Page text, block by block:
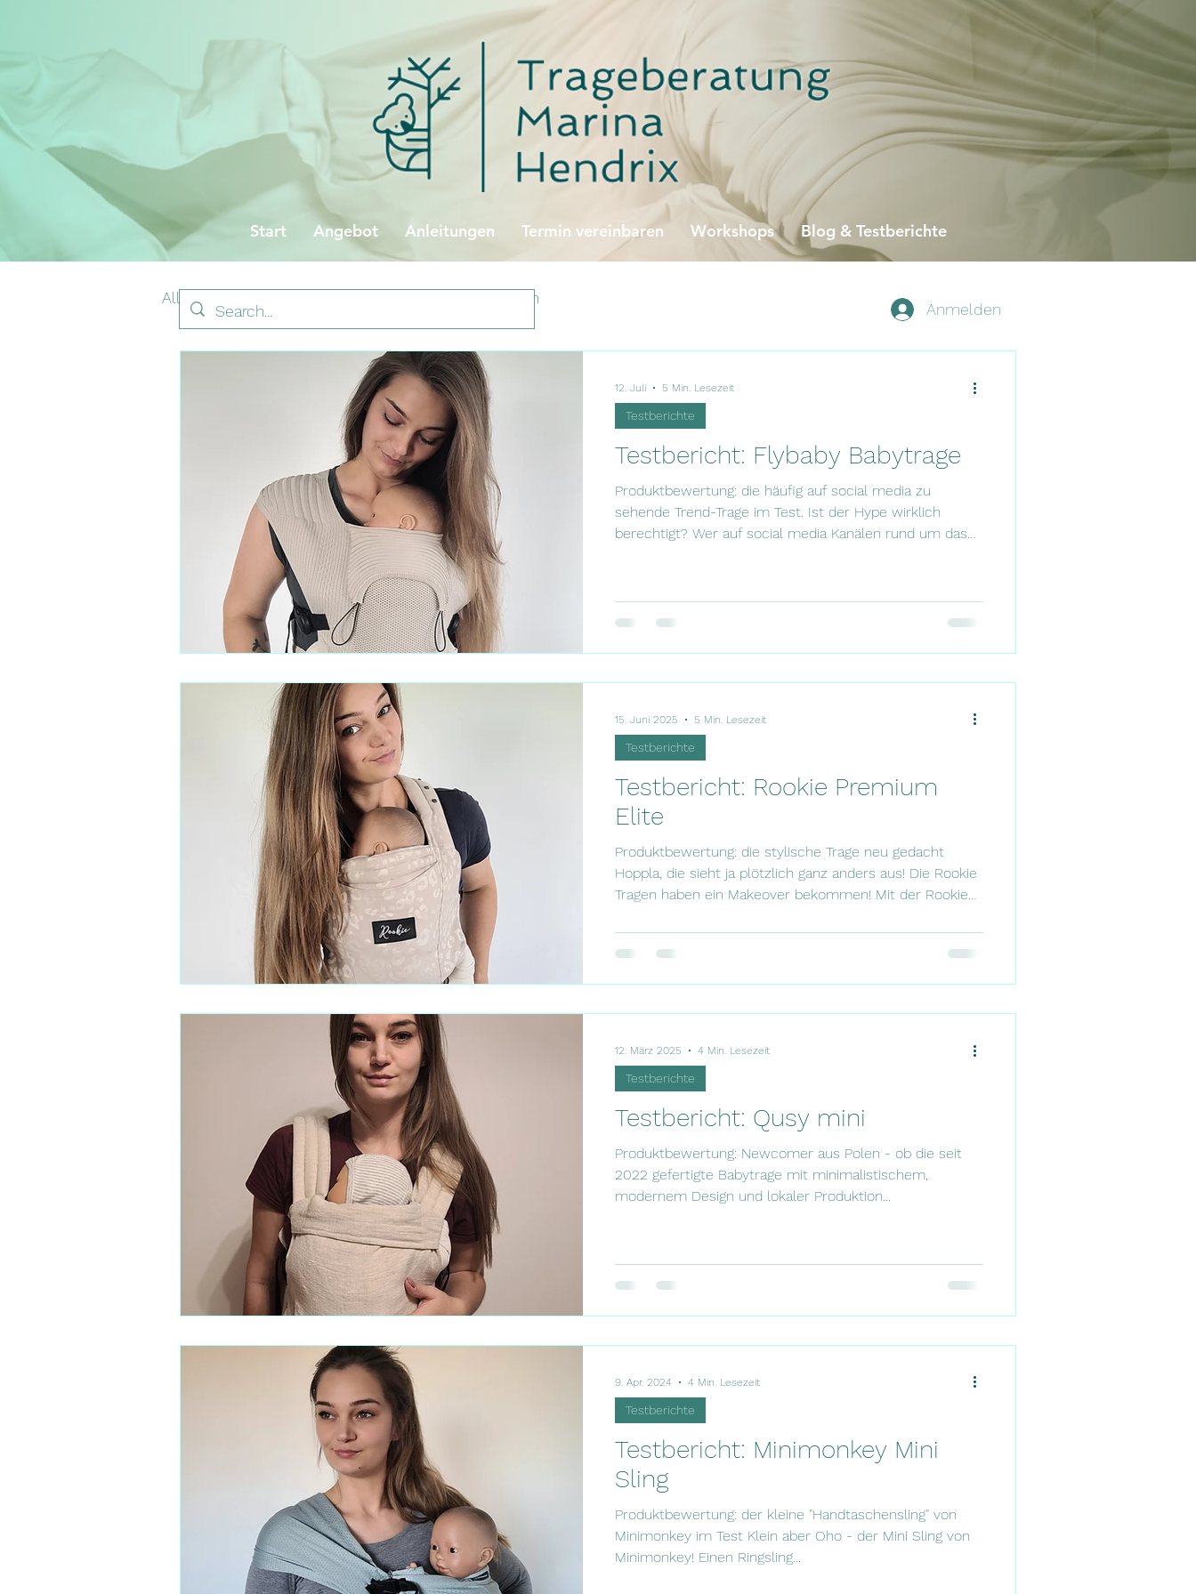
Start Angebot Anleitungen Termin vereinbaren Workshops Blog & Testberichte
All Posts Tandem
Testbericht: Flybaby Babytrage
Produktbewertung: die häufig auf social media zu
sehende Trend-Trage im Test. Ist der Hype wirklich
berechtigt? Wer auf social media Kanälen rund um das
gehyped und ist oft zu sehen. Das schreit ja direkt nach
einem Testbericht! Glücklicherweise hat die liebe Kim
Testberichte
12. Juli 5 Min. Lesezeit
Testbericht: Rookie Premium
Elite
Produktbewertung: die stylische Trage neu gedacht
Hoppla, die sieht ja plötzlich ganz anders aus! Die Rookie
Tragen haben ein Makeover bekommen! Mit der Rookie
Modell auf den Markt, das die beliebtesten Eigenschaften
der Vorgänger „Konnekt“ und „Premium“ in einem Design
Testberichte
15. Juni 2025 5 Min. Lesezeit
Testbericht: Qusy mini
Produktbewertung: Newcomer aus Polen - ob die seit
2022 gefertigte Babytrage mit minimalistischem,
modernem Design und lokaler Produktion...
Testberichte
12. März 2025 4 Min. Lesezeit
Testbericht: Minimonkey Mini
Sling
Produktbewertung: der kleine "Handtaschensling" von
Minimonkey im Test Klein aber Oho - der Mini Sling von
Minimonkey! Einen Ringsling...
Testberichte
9. Apr. 2024 4 Min. Lesezeit
Anmelden